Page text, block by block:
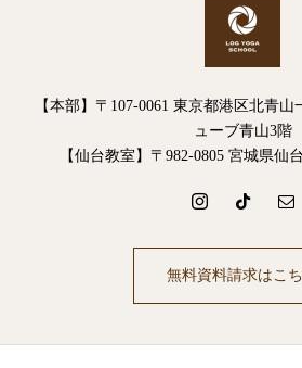
【本部】〒107-0061 東京都港区北青
ューブ青山3階
【仙台教室】〒982-0805 宮城県仙
無料資料請求はこ